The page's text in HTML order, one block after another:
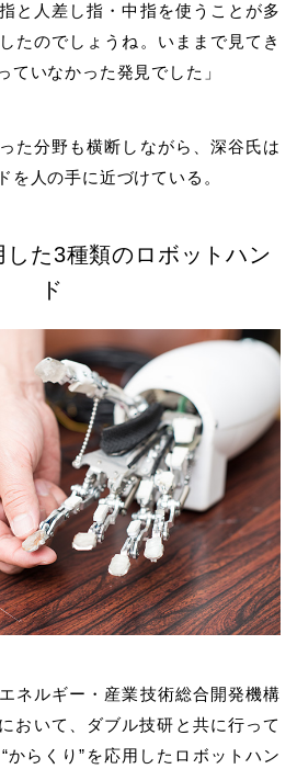
と人差し指・中指を使うことが多
たのでしょうね。いままで見てき
ていなかった発見でした」
た分野も横断しながら、深谷氏は
を人の手に近づけている。
した3種類のロボットハン
ド
ネルギー・産業技術総合開発機構
おいて、ダブル技研と共に行って
からくり”を応用したロボットハン